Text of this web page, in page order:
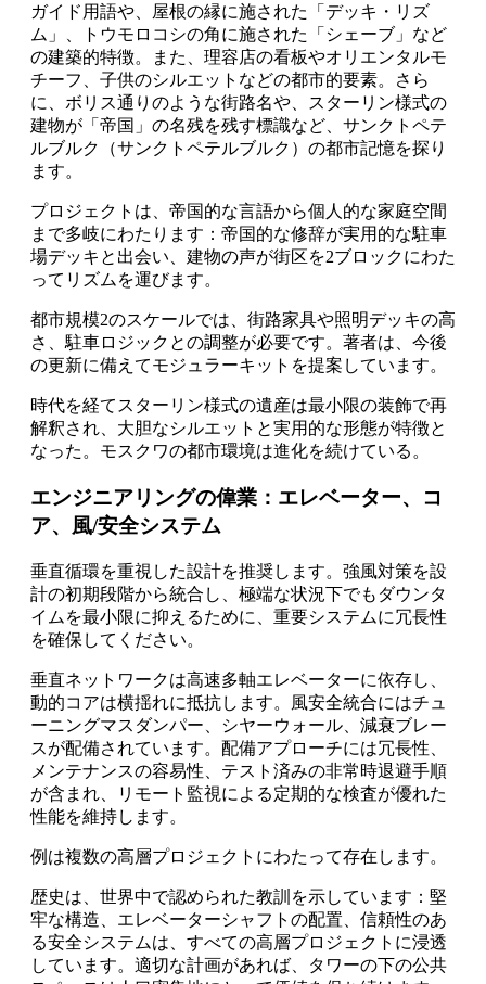
ガイド用語や、屋根の縁に施された「デッキ・リズ
ム」、トウモロコシの角に施された「シェーブ」など
の建築的特徴。また、理容店の看板やオリエンタルモ
チーフ、子供のシルエットなどの都市的要素。さら
に、ボリス通りのような街路名や、スターリン様式の
建物が「帝国」の名残を残す標識など、サンクトペテ
ルブルク（サンクトペテルブルク）の都市記憶を探り
ます。
プロジェクトは、帝国的な言語から個人的な家庭空間
まで多岐にわたります：帝国的な修辞が実用的な駐車
場デッキと出会い、建物の声が街区を2ブロックにわた
ってリズムを運びます。
都市規模2のスケールでは、街路家具や照明デッキの高
さ、駐車ロジックとの調整が必要です。著者は、今後
の更新に備えてモジュラーキットを提案しています。
時代を経てスターリン様式の遺産は最小限の装飾で再
解釈され、大胆なシルエットと実用的な形態が特徴と
なった。モスクワの都市環境は進化を続けている。
エンジニアリングの偉業：エレベーター、コ
ア、風/安全システム
垂直循環を重視した設計を推奨します。強風対策を設
計の初期段階から統合し、極端な状況下でもダウンタ
イムを最小限に抑えるために、重要システムに冗長性
を確保してください。
垂直ネットワークは高速多軸エレベーターに依存し、
動的コアは横揺れに抵抗します。風安全統合にはチュ
ーニングマスダンパー、シヤーウォール、減衰ブレー
スが配備されています。配備アプローチには冗長性、
メンテナンスの容易性、テスト済みの非常時退避手順
が含まれ、リモート監視による定期的な検査が優れた
性能を維持します。
例は複数の高層プロジェクトにわたって存在します。
歴史は、世界中で認められた教訓を示しています：堅
牢な構造、エレベーターシャフトの配置、信頼性のあ
る安全システムは、すべての高層プロジェクトに浸透
しています。適切な計画があれば、タワーの下の公共